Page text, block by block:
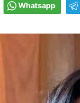
Whatsapp